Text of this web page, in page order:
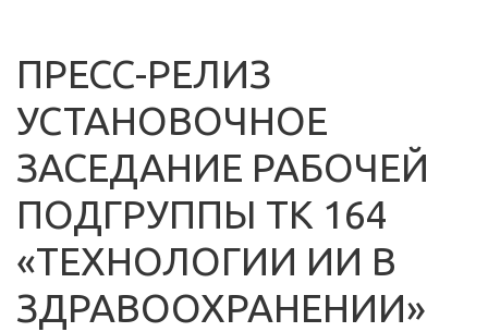
ПРЕСС-РЕЛИЗ
УСТАНОВОЧНОЕ
ЗАСЕДАНИЕ РАБОЧЕЙ
ПОДГРУППЫ ТК 164
«ТЕХНОЛОГИИ ИИ В
ЗДРАВООХРАНЕНИИ»